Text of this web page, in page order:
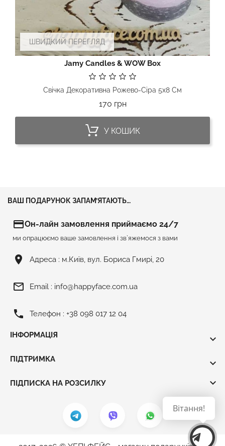
ШВИДКИЙ ПЕРЕГЛЯД
Jamy Candles & WOW Box
Свічка Декоративна Рожево-Сіра 5х8 См
170 грнЦіна
У КОШИК
ВАШ ПОДАРУНОК ЗАПАМ’ЯТАЮТЬ…
credit_cardОн-лайн замовлення приймаємо 24/7
ми опрацюємо ваше замовлення і зв`яжемося з вами
room Адреса : м.Київ, вул. Бориса Гмирі, 20
mail_outline Email : info@happyface.com.ua
phone Телефон : +38 098 017 12 04
ІНФОРМАЦІЯ 
ПІДТРИМКА 
ПІДПИСКА НА РОЗСИЛКУ 
Вітання!